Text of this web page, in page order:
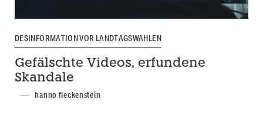
DESINFORMATION VOR LANDTAGSWAHLEN
Gefälschte Videos, erfundene
Skandale
hanno fleckenstein